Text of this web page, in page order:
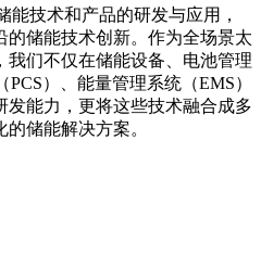
能技术和产品的研发与应用，
储能技术创新。作为全场景太
我们不仅在储能设备、电池管理
）、能量管理系统（EMS）
能力，更将这些技术融合成多
储能解决方案。